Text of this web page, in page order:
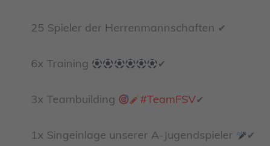
25 Spieler der Herrenmannschaften ✔
6x Training ✔
3x Teambuilding #TeamFSV✔
1x Singeinlage unserer A-Jugendspieler ✔